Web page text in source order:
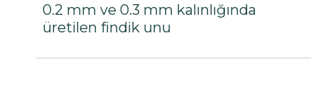
0.2 mm ve 0.3 mm kalınlığında
üretilen findik unu